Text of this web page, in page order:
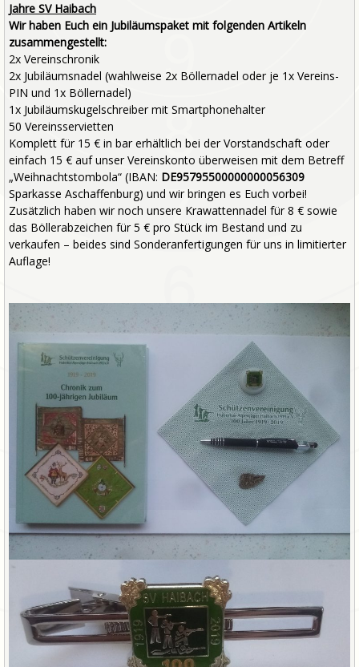
Jahre SV Haibach
Wir haben Euch ein Jubiläumspaket mit folgenden Artikeln
zusammengestellt:
2x Vereinschronik
2x Jubiläumsnadel (wahlweise 2x Böllernadel oder je 1x Vereins-
PIN und 1x Böllernadel)
1x Jubiläumskugelschreiber mit Smartphonehalter
50 Vereinsservietten
Komplett für 15 € in bar erhältlich bei der Vorstandschaft oder
einfach 15 € auf unser Vereinskonto überweisen mit dem Betreff
„Weihnachtstombola“ (IBAN: DE95795500000000056309
Sparkasse Aschaffenburg) und wir bringen es Euch vorbei!
Zusätzlich haben wir noch unsere Krawattennadel für 8 € sowie
das Böllerabzeichen für 5 € pro Stück im Bestand und zu
verkaufen – beides sind Sonderanfertigungen für uns in limitierter
Auflage!